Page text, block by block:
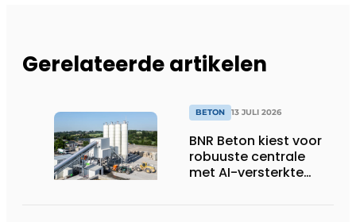
Gerelateerde artikelen
BETON 13 JULI 2026
BNR Beton kiest voor
robuuste centrale
met AI-versterkte